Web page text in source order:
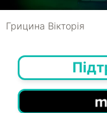
Грицина Вікторія